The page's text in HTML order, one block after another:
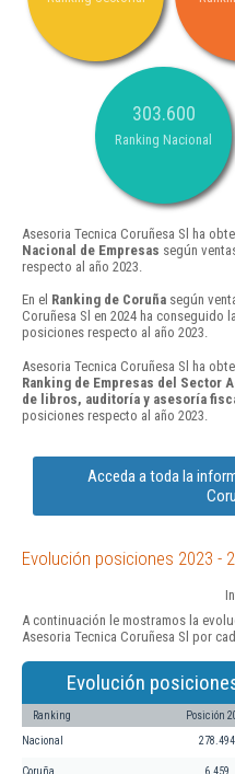
303.600
Ranking Nacional
Asesoria Tecnica Coruñesa Sl ha
Nacional de Empresas según
respecto al año 2023.
En el Ranking de Coruña según
Coruñesa Sl en 2024 ha conseguido
posiciones respecto al año 2023.
Asesoria Tecnica Coruñesa Sl ha
Ranking de Empresas del Sector
de libros, auditoría y asesoría
posiciones respecto al año 2023.
Acceda a toda la
Evolución posiciones 2023 -
A continuación le mostramos la
Asesoria Tecnica Coruñesa Sl por
Evolución
Ranking Posición
Nacional 278.494
Coruña 6.459